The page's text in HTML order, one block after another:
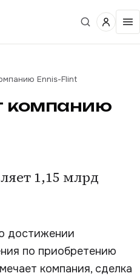
Ennis-Flint
компанию
1,15 млрд
достижении
по приобретению
компания, сделка